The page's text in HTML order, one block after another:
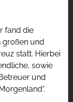
fand die
großen und
statt. Hierbei
sowie
und